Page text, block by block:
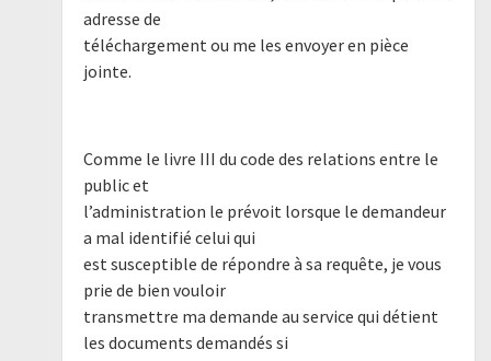
adresse de
téléchargement ou me les envoyer en pièce
jointe.
Comme le livre III du code des relations entre le
public et
l’administration le prévoit lorsque le demandeur
a mal identifié celui qui
est susceptible de répondre à sa requête, je vous
prie de bien vouloir
transmettre ma demande au service qui détient
les documents demandés si